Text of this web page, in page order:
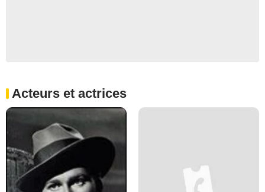
Acteurs et actrices